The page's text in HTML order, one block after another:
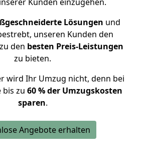
Lösungen und
unseren Kunden den
den besten Preis-Leistungen
zu bieten.
wird Ihr Umzug nicht, denn bei
bis zu 60 % der Umzugskosten
sparen.
Angebote erhalten